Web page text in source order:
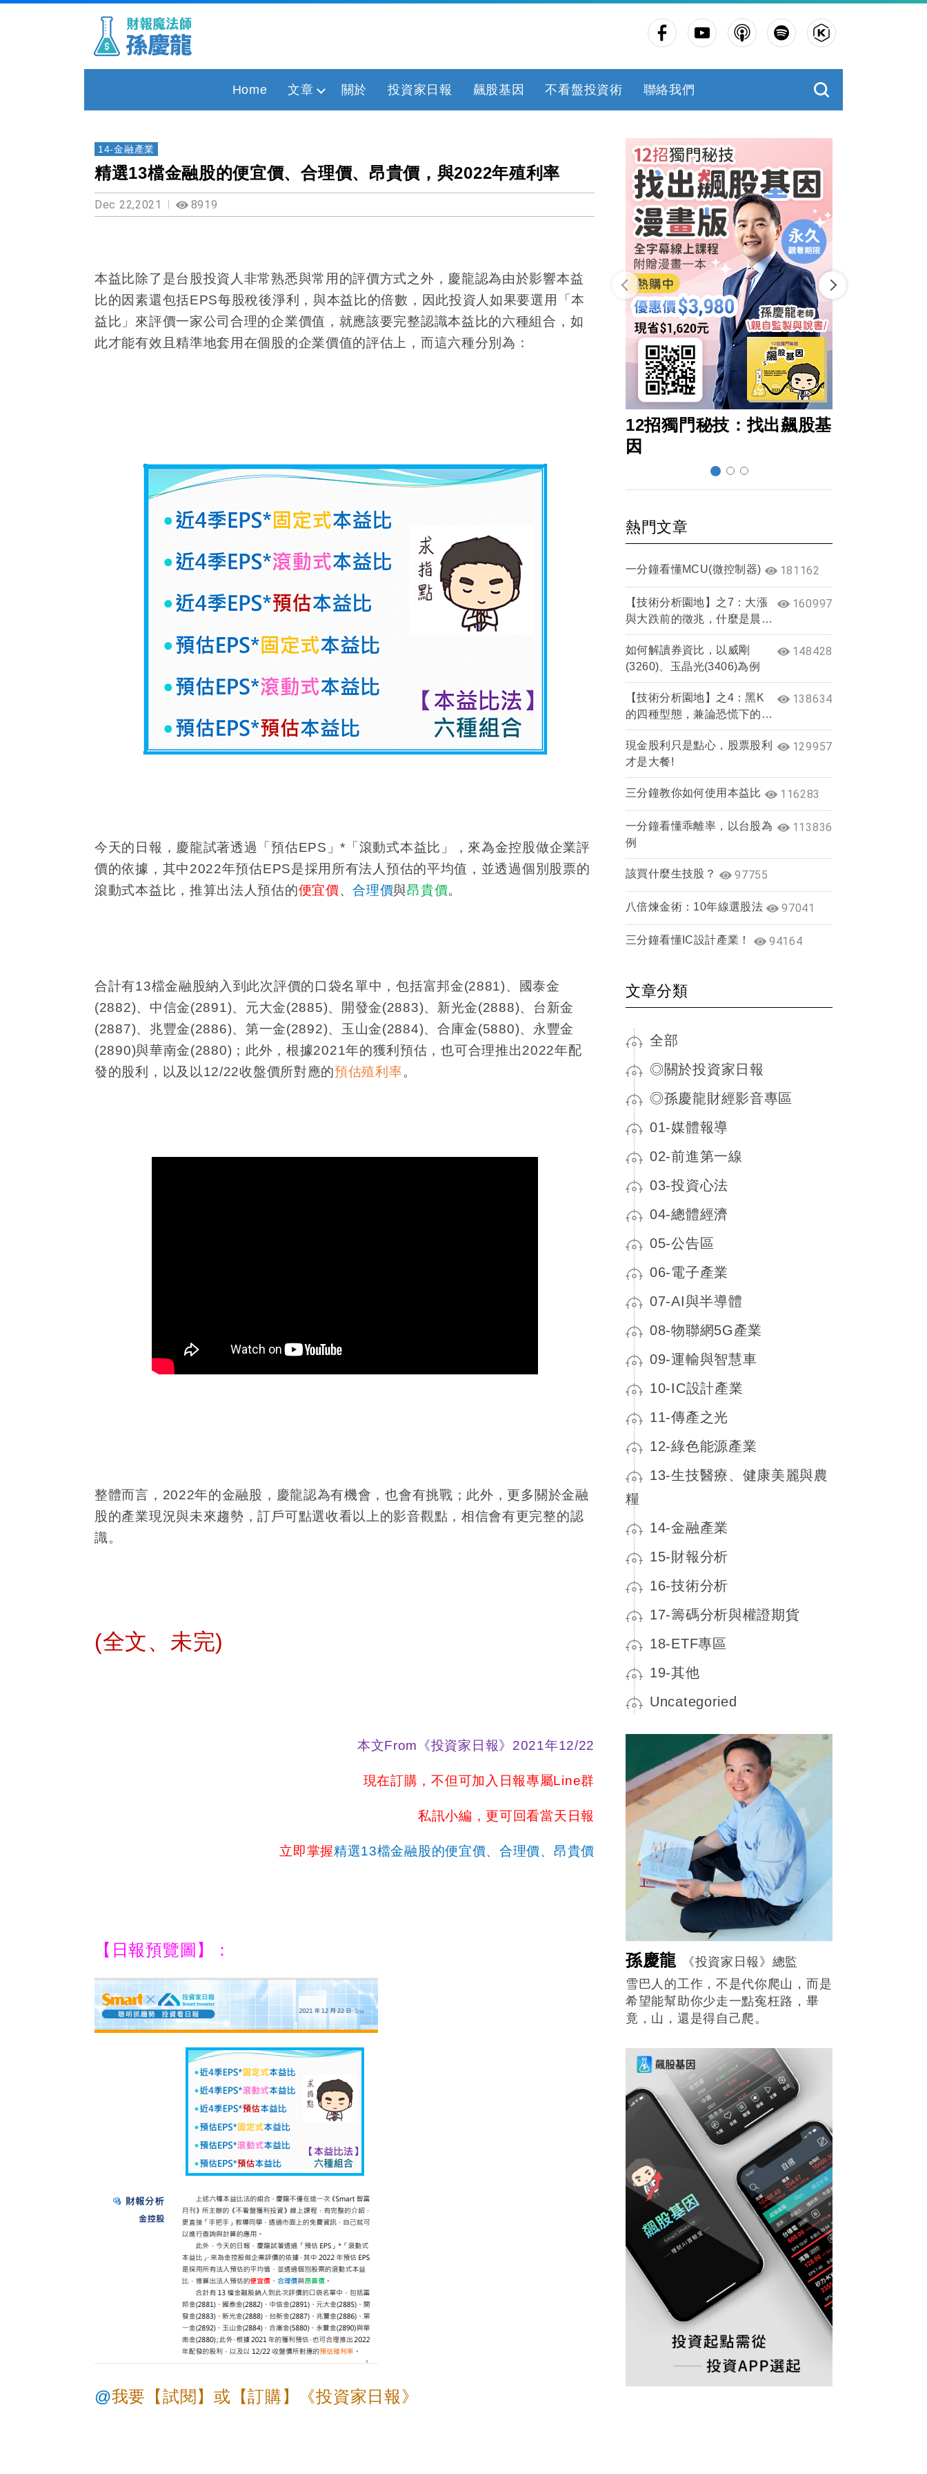
Home 文章 關於 投資家日報 飆股基因 不看盤投資術 聯絡我們
14-金融產業
精選13檔金融股的便宜價、合理價、昂貴價，與2022年殖利率
Dec 22,2021 8919
本益比除了是台股投資人非常熟悉與常用的評價方式之外，慶龍認為由於影響本益
比的因素還包括EPS每股稅後淨利，與本益比的倍數，因此投資人如果要選用「本
益比」來評價一家公司合理的企業價值，就應該要完整認識本益比的六種組合，如
此才能有效且精準地套用在個股的企業價值的評估上，而這六種分別為：
今天的日報，慶龍試著透過「預估EPS 」* 「滾動式本益比」，來為金控股做企業評
價的依據，其中2022年預估EPS是採用所有法人預估的平均值，並透過個別股票的
滾動式本益比，推算出法人預估的便宜價、合理價與昂貴價。
合計有13檔金融股納入到此次評價的口袋名單中，包括富邦金(2881)、國泰金
(2882)、中信金(2891)、元大金(2885)、開發金(2883)、新光金(2888)、台新金
(2887)、兆豐金(2886)、第一金(2892)、玉山金(2884)、合庫金(5880)、永豐金
(2890)與華南金(2880) ；此外，根據2021年的獲利預估，也可合理推出2022年配
發的股利，以及以12/22收盤價所對應的預估殖利率。
整體而言， 2022年的金融股，慶龍認為有機會，也會有挑戰；此外，更多關於金融
股的產業現況與未來趨勢，訂戶可點選收看以上的影音觀點，相信會有更完整的認
識。
(全文、未完)
本文From 《投資家日報》 2021年12/22
現在訂購，不但可加入日報專屬Line群
私訊小編，更可回看當天日報
立即掌握精選13檔金融股的便宜價、合理價、昂貴價
【日報預覽圖】：
@我要【試閱】或【訂購】《投資家日報》
12招獨門秘技：找出飆股基
因
熱門文章
一分鐘看懂MCU(微控制器) 181162
【技術分析園地】之7：大漲
與大跌前的徵兆，什麼是晨星
與夜星？
160997
如何解讀券資比，以威剛
(3260)、玉晶光(3406)為例
148428
【技術分析園地】之4：黑K
的四種型態，兼論恐慌下的止
跌訊號
138634
現金股利只是點心，股票股利
才是大餐!
129957
三分鐘教你如何使用本益比 116283
一分鐘看懂乖離率，以台股為
例
113836
該買什麼生技股？ 97755
八倍煉金術：10年線選股法 97041
三分鐘看懂IC設計產業！ 94164
文章分類
全部
◎關於投資家日報
◎孫慶龍財經影音專區
01-媒體報導
02-前進第一線
03-投資心法
04-總體經濟
05-公告區
06-電子產業
07-AI與半導體
08-物聯網5G產業
09-運輸與智慧車
10-IC設計產業
11-傳產之光
12-綠色能源產業
13-生技醫療、健康美麗與農
糧
14-金融產業
15-財報分析
16-技術分析
17-籌碼分析與權證期貨
18-ETF專區
19-其他
Uncategoried
孫慶龍
《投資家日報》總監
雪巴人的工作，不是代你爬山，而是
希望能幫助你少走一點寃枉路，畢
竟，山，還是得自己爬。